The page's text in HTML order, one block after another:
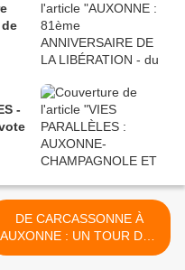
-
DE CARCASSONNE À
AUXONNE : UN TOUR DES
CONSEILS CITOYENS À